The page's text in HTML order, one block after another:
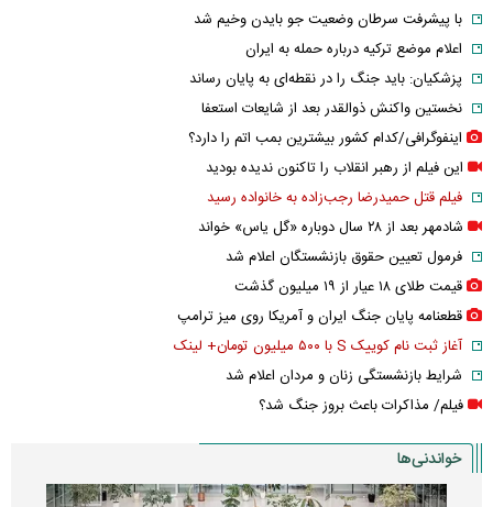
با پیشرفت سرطان وضعیت جو بایدن وخیم شد
اعلام موضع ترکیه درباره حمله به ایران
پزشکیان: باید جنگ را در نقطه‌ای به پایان رساند
نخستین واکنش ذوالقدر بعد از شایعات استعفا
اینفوگرافی/کدام کشور بیشترین بمب اتم را دارد؟
این فیلم از رهبر انقلاب را تاکنون ندیده بودید
فیلم قتل حمیدرضا رجب‌زاده به خانواده رسید
شادمهر بعد از ۲۸ سال دوباره «گل یاس» خواند
فرمول تعیین حقوق بازنشستگان اعلام شد
قیمت طلای ۱۸ عیار از ۱۹ میلیون گذشت
قطعنامه پایان جنگ ایران و آمریکا روی میز ترامپ
آغاز ثبت نام کوییک S با ۵۰۰ میلیون تومان+ لینک
شرایط بازنشستگی زنان و مردان اعلام شد
فیلم/ مذاکرات باعث بروز جنگ شد؟
خواندنی‌ها